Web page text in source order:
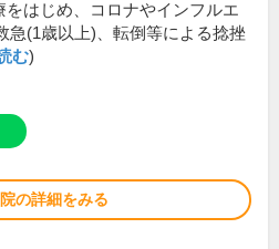
をはじめ、コロナやインフルエ
急(1歳以上)、転倒等による捻挫
む)
の詳細をみる